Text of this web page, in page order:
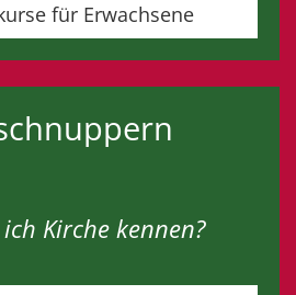
für Erwachsene
Kirche kennen?